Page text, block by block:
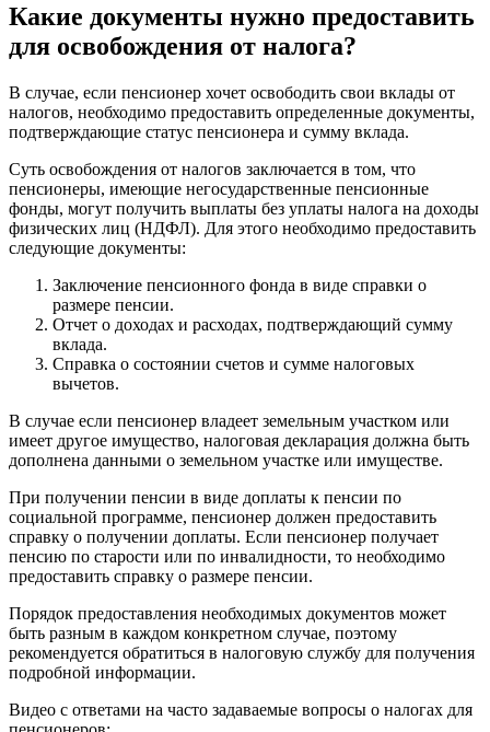
Какие документы нужно предоставить
для освобождения от налога?
В случае, если пенсионер хочет освободить свои вклады от
налогов, необходимо предоставить определенные документы,
подтверждающие статус пенсионера и сумму вклада.
Суть освобождения от налогов заключается в том, что
пенсионеры, имеющие негосударственные пенсионные
фонды, могут получить выплаты без уплаты налога на доходы
физических лиц (НДФЛ). Для этого необходимо предоставить
следующие документы:
Заключение пенсионного фонда в виде справки о
размере пенсии.
Отчет о доходах и расходах, подтверждающий сумму
вклада.
Справка о состоянии счетов и сумме налоговых
вычетов.
В случае если пенсионер владеет земельным участком или
имеет другое имущество, налоговая декларация должна быть
дополнена данными о земельном участке или имуществе.
При получении пенсии в виде доплаты к пенсии по
социальной программе, пенсионер должен предоставить
справку о получении доплаты. Если пенсионер получает
пенсию по старости или по инвалидности, то необходимо
предоставить справку о размере пенсии.
Порядок предоставления необходимых документов может
быть разным в каждом конкретном случае, поэтому
рекомендуется обратиться в налоговую службу для получения
подробной информации.
Видео с ответами на часто задаваемые вопросы о налогах для